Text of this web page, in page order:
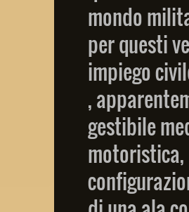
mondo
per questi
impiego
,
gestibile
motoristica,